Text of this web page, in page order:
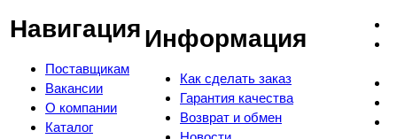
Навигация
Поставщикам
Вакансии
О компании
Каталог
Информация
Как сделать заказ
Гарантия качества
Возврат и обмен